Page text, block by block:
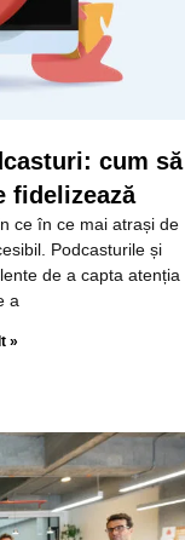
cum să
fidelizează
ce în ce mai atrași de
Podcasturile și
de a capta atenția
a
»